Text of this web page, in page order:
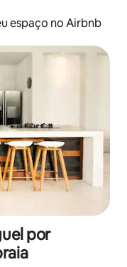
espaço no Airbnb
por